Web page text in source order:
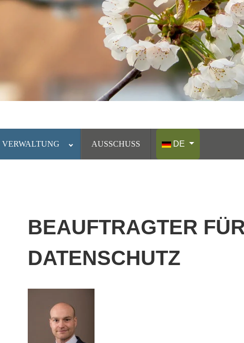
VERWALTUNG AUSSCHUSS
DE
BEAUFTRAGTER
DATENSCHUTZ